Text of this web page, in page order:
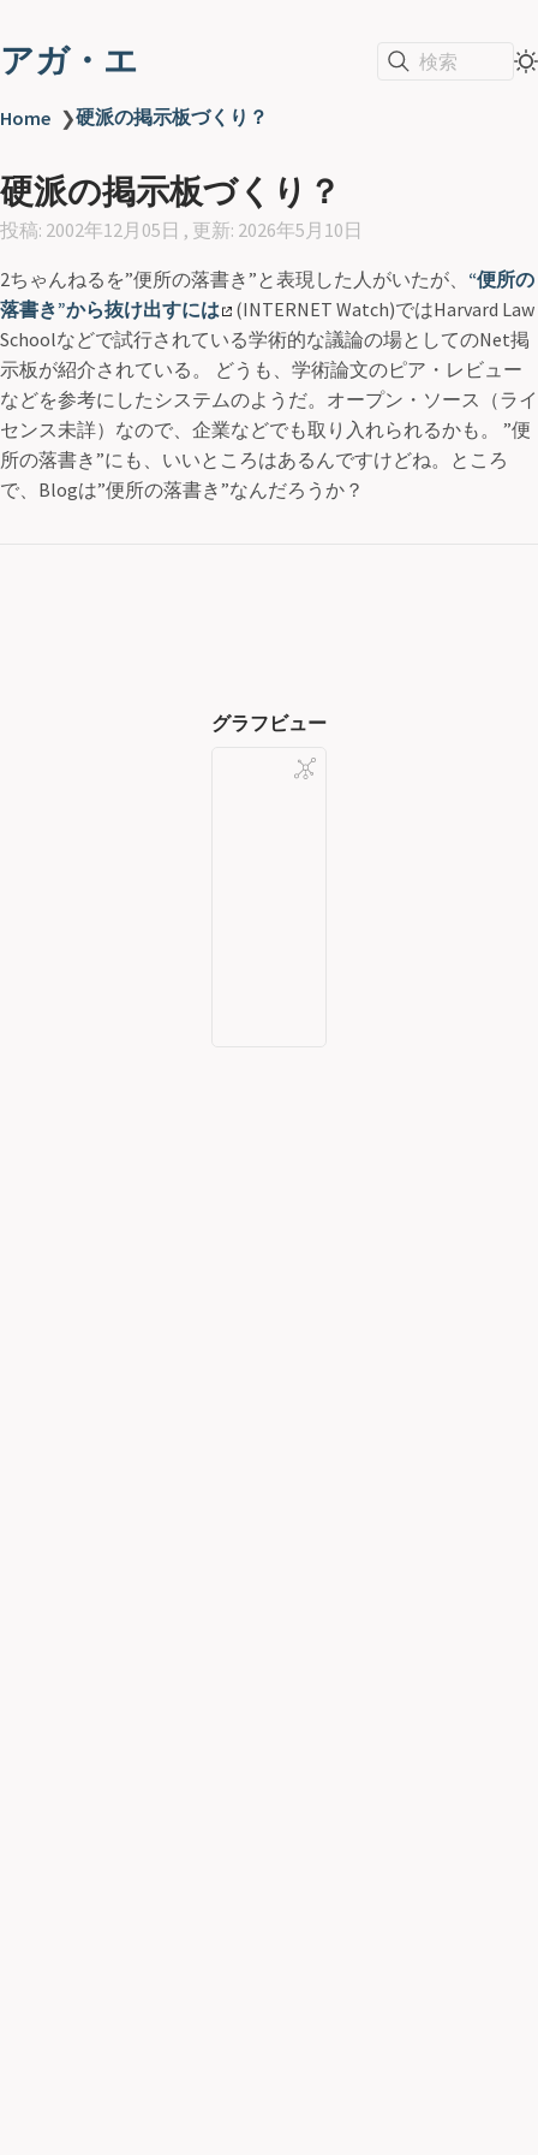
アガ・エ 検索
Home ❯硬派の掲示板づくり？
硬派の掲示板づくり？
投稿: 2002年12月05日 , 更新: 2026年5月10日
2ちゃんねるを”便所の落書き”と表現した人がいたが、 “便所の
落書き”から抜け出すには
(INTERNET Watch)ではHarvard Law
Schoolなどで試行されている学術的な議論の場としてのNet掲
示板が紹介されている。 どうも、学術論文のピア・レビュー
などを参考にしたシステムのようだ。オープン・ソース（ライ
センス未詳）なので、企業などでも取り入れられるかも。 ”便
所の落書き”にも、いいところはあるんですけどね。ところ
で、Blogは”便所の落書き”なんだろうか？
グラフビュー